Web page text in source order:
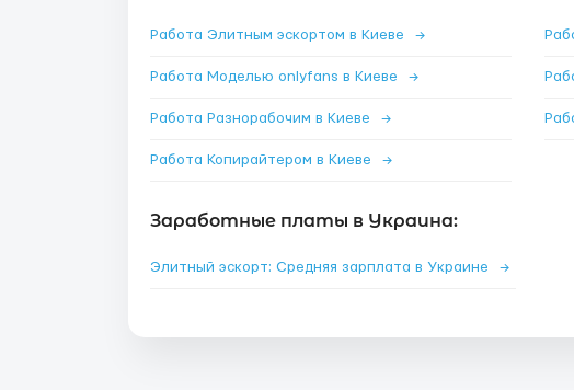
Работа Элитным эскортом в Киеве →
Работа Моделью onlyfans в Киеве →
Работа Разнорабочим в Киеве →
Работа Копирайтером в Киеве →
Заработные платы в Украина:
Элитный эскорт: Средняя зарплата в Украине →